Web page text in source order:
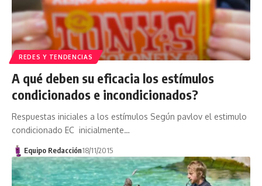
REDES Y TENDENCIAS
A qué deben su eficacia los estímulos
condicionados e incondicionados?
Respuestas iniciales a los estímulos Según pavlov el estimulo
condicionado EC inicialmente…
Equipo Redacción18/11/2015